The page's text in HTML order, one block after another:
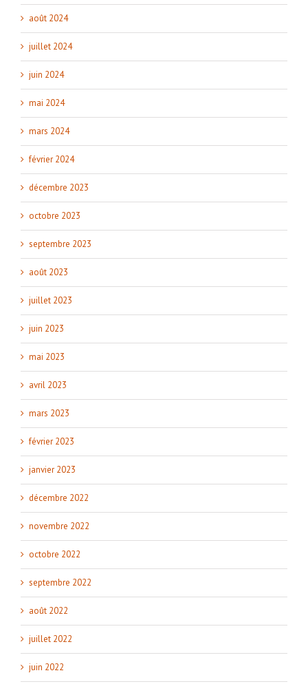
août 2024
juillet 2024
juin 2024
mai 2024
mars 2024
février 2024
décembre 2023
octobre 2023
septembre 2023
août 2023
juillet 2023
juin 2023
mai 2023
avril 2023
mars 2023
février 2023
janvier 2023
décembre 2022
novembre 2022
octobre 2022
septembre 2022
août 2022
juillet 2022
juin 2022